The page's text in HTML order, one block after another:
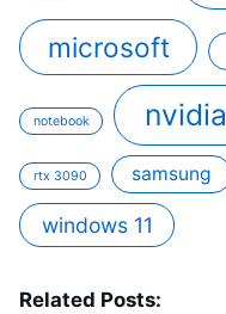
microsoft
notebook nvidia
rtx 3090 samsung
windows 11
Related Posts: